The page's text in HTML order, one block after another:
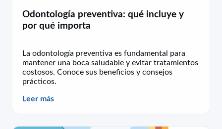
Odontología preventiva: qué incluye y
por qué importa
La odontología preventiva es fundamental para
mantener una boca saludable y evitar tratamientos
costosos. Conoce sus beneficios y consejos
prácticos.
Leer más